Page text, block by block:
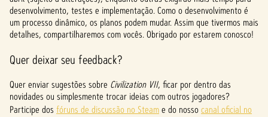
desenvolvimento, testes e implementação. Como o desenvolvimento é
um processo dinâmico, os planos podem mudar. Assim que tivermos mais
detalhes, compartilharemos com vocês. Obrigado por estarem conosco!
Quer deixar seu feedback?
Quer enviar sugestões sobre Civilization VII, ficar por dentro das
novidades ou simplesmente trocar ideias com outros jogadores?
Participe dos fóruns de discussão no Steame do nossocanal oficial no